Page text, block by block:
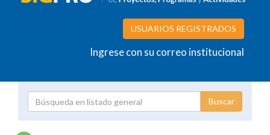
USUARIOS REGISTRADOS
Ingrese con su correo institucional